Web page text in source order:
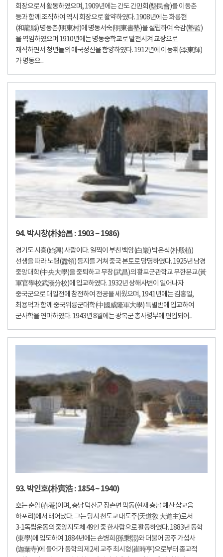
회장으로서 활동하였으며, 1909년에는 간도 간민회(墾民會)를 이동춘
등과 함께 조직하여 역시 회장으로 활약하였다. 1908년에는 화룡현
(和龍縣) 명동촌(明東村)에 명동서숙(明東書塾)을 설립하여 숙감(塾監)
을 역임하였으며 1910년에는 명동중학교로 발전시켜 교장으로
재직하면서 청년들의 애국정신을 함양하였다. 1912년에 이동휘(李東輝)
가 명동으...
94. 박시창(朴始昌 : 1903 ~ 1986)
경기도 시흥(始興) 사람이다. 일찍이 부친 백암(白巖) 박은식(朴殷植)
선생을 따라 노령(露領) 등지를 거쳐 중국 본토로 망명하였다. 1925년 남경
중앙대학(中央大學)을 중퇴하고 무창(武昌)의 황포군관학교 무한분교(黃
軍官學校武漢分校)에 입교하였다. 1932년 상해사변이 일어나자
중국군으로 대일전에 참전하여 전공을 세웠으며, 1941년에는 김홍일,
최용덕과 함께 중국위륭군대학(中國威隆軍大學) 특별반에 입교하여
군사학을 연마하였다. 1943년 8월에는 광복군 총사령부에 편입되어...
93. 박인호(朴寅浩 : 1854 ~ 1940)
호는 춘암(春菴)이며, 충남 덕산군 장촌면 막동(현재 충남 예산 삽교읍
하포리)에서 태어났다. 그는 당시 천도교 대도주(天道敎 大道主)로서
3·1독립운동의 중앙지도체 49인 중 한사람으로 활동하였다. 1883년 동학
(東學)에 입도하여 1884년에는 손병희(孫秉熙)와 더불어 공주 가섭사
(迦葉寺)에 들어가 동학의 제2세 교주 최시형(崔時亨)으로부터 종교적